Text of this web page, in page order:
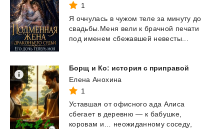
1
Я очнулась в чужом теле за минуту до
свадьбы.Меня вели к брачной печати
под именем сбежавшей невесты...
Борщ и Ко: история с приправой
Елена Анохина
1
Уставшая от офисного ада Алиса
сбегает в деревню — к бабушке,
коровам и… неожиданному соседу,